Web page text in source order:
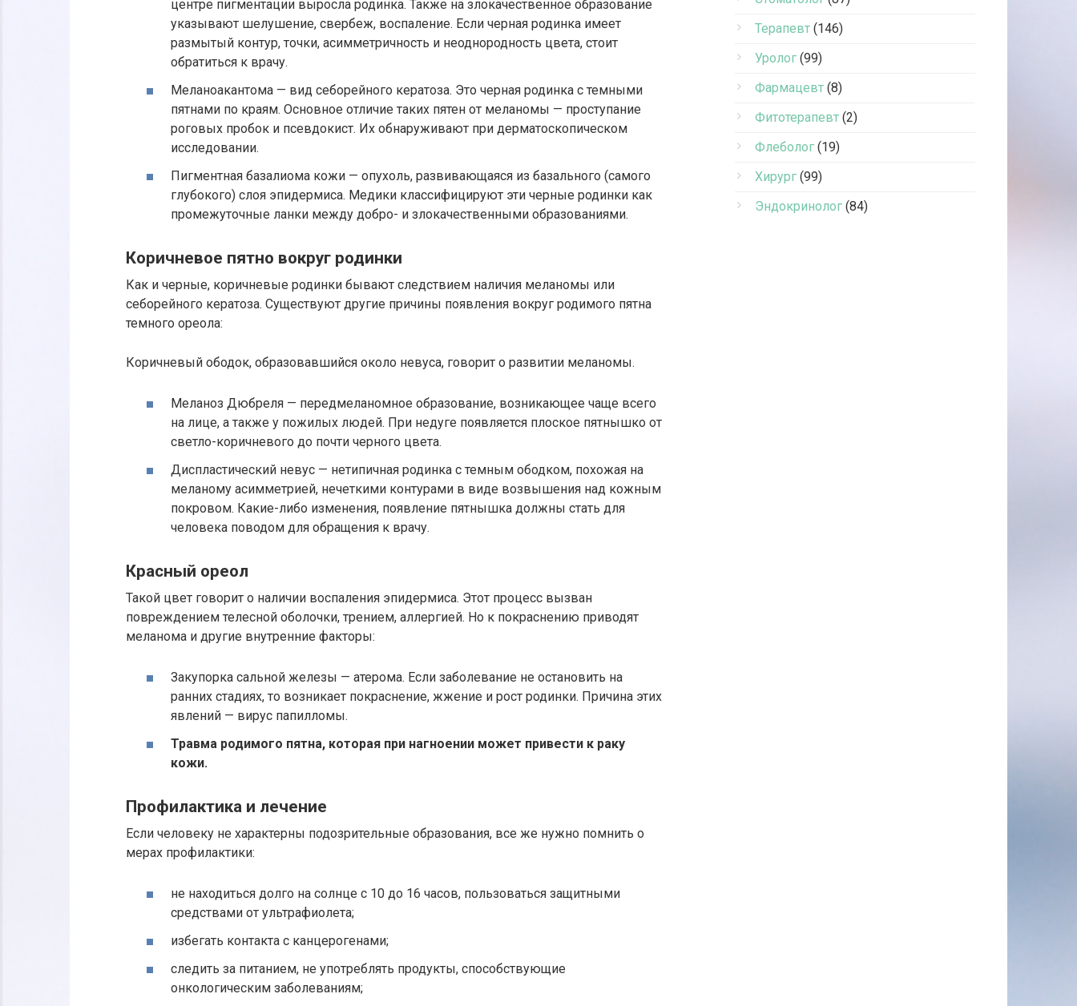
центре пигментации выросла родинка. Также на злокачественное образование
указывают шелушение, свербеж, воспаление. Если черная родинка имеет
размытый контур, точки, асимметричность и неоднородность цвета, стоит
обратиться к врачу.
Меланоакантома — вид себорейного кератоза. Это черная родинка с темными
пятнами по краям. Основное отличие таких пятен от меланомы — проступание
роговых пробок и псевдокист. Их обнаруживают при дерматоскопическом
исследовании.
Пигментная базалиома кожи — опухоль, развивающаяся из базального (самого
глубокого) слоя эпидермиса. Медики классифицируют эти черные родинки как
промежуточные ланки между добро- и злокачественными образованиями.
Коричневое пятно вокруг родинки
Как и черные, коричневые родинки бывают следствием наличия меланомы или
себорейного кератоза. Существуют другие причины появления вокруг родимого пятна
темного ореола:
Коричневый ободок, образовавшийся около невуса, говорит о развитии меланомы.
Меланоз Дюбреля — передмеланомное образование, возникающее чаще всего
на лице, а также у пожилых людей. При недуге появляется плоское пятнышко от
светло-коричневого до почти черного цвета.
Диспластический невус — нетипичная родинка с темным ободком, похожая на
меланому асимметрией, нечеткими контурами в виде возвышения над кожным
покровом. Какие-либо изменения, появление пятнышка должны стать для
человека поводом для обращения к врачу.
Красный ореол
Такой цвет говорит о наличии воспаления эпидермиса. Этот процесс вызван
повреждением телесной оболочки, трением, аллергией. Но к покраснению приводят
меланома и другие внутренние факторы:
Закупорка сальной железы — атерома. Если заболевание не остановить на
ранних стадиях, то возникает покраснение, жжение и рост родинки. Причина этих
явлений — вирус папилломы.
Травма родимого пятна, которая при нагноении может привести к раку
кожи.
Профилактика и лечение
Если человеку не характерны подозрительные образования, все же нужно помнить о
мерах профилактики:
не находиться долго на солнце с 10 до 16 часов, пользоваться защитными
средствами от ультрафиолета;
избегать контакта с канцерогенами;
следить за питанием, не употреблять продукты, способствующие
онкологическим заболеваниям;
Терапевт (146)
Уролог (99)
Фармацевт (8)
Фитотерапевт (2)
Флеболог (19)
Хирург (99)
Эндокринолог (84)